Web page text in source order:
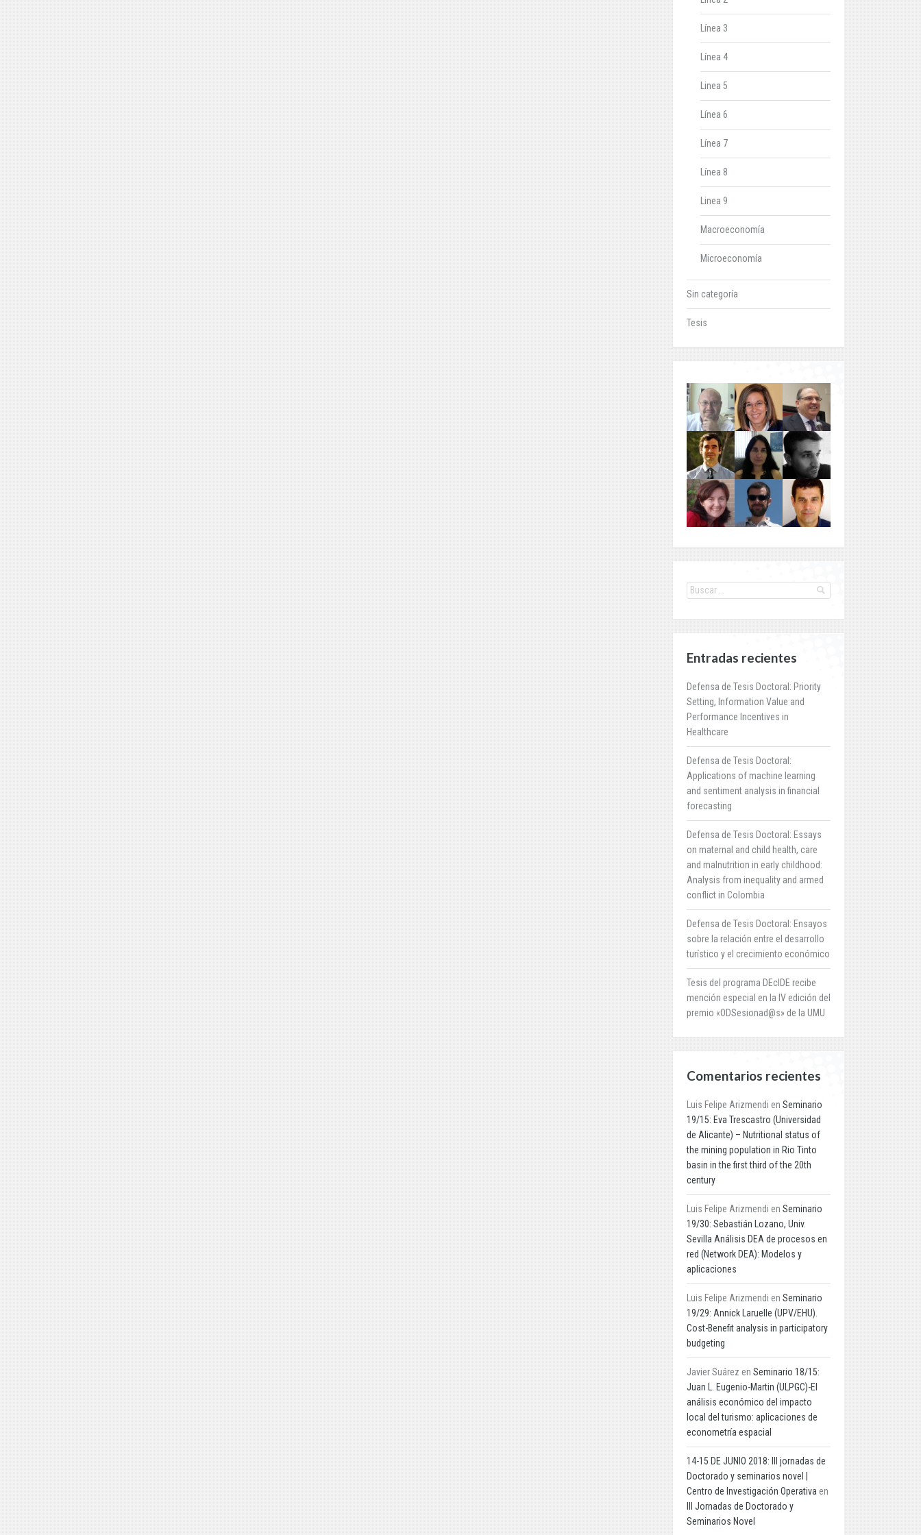
Línea 3
Línea 4
Linea 5
Línea 6
Línea 7
Línea 8
Linea 9
Macroeconomía
Microeconomía
Sin categoría
Tesis
Entradas recientes
Defensa de Tesis Doctoral: Priority
Setting, Information Value and
Performance Incentives in
Healthcare
Defensa de Tesis Doctoral:
Applications of machine learning
and sentiment analysis in financial
forecasting
Defensa de Tesis Doctoral: Essays
on maternal and child health, care
and malnutrition in early childhood:
Analysis from inequality and armed
conflict in Colombia
Defensa de Tesis Doctoral: Ensayos
sobre la relación entre el desarrollo
turístico y el crecimiento económico
Tesis del programa DEcIDE recibe
mención especial en la IV edición del
premio «ODSesionad@s» de la UMU
Comentarios recientes
Luis Felipe Arizmendi en Seminario
19/15: Eva Trescastro (Universidad
de Alicante) – Nutritional status of
the mining population in Rio Tinto
basin in the first third of the 20th
century
Luis Felipe Arizmendi en Seminario
19/30: Sebastián Lozano, Univ.
Sevilla Análisis DEA de procesos en
red (Network DEA): Modelos y
aplicaciones
Luis Felipe Arizmendi en Seminario
19/29: Annick Laruelle (UPV/EHU).
Cost-Benefit analysis in participatory
budgeting
Javier Suárez en Seminario 18/15:
Juan L. Eugenio-Martin (ULPGC)-El
análisis económico del impacto
local del turismo: aplicaciones de
econometría espacial
14-15 DE JUNIO 2018: III jornadas de
Doctorado y seminarios novel |
Centro de Investigación Operativa en
III Jornadas de Doctorado y
Seminarios Novel